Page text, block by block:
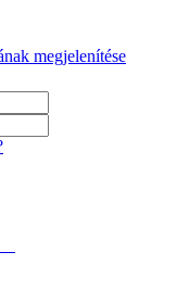
megjelenítése